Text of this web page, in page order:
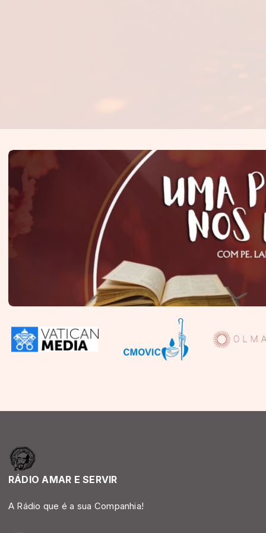
RÁDIO AMAR E SERVIR
A Rádio que é a sua Companhia!